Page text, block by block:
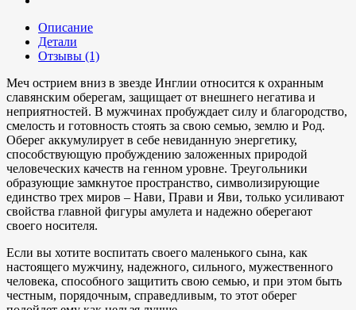
Описание
Детали
Отзывы (1)
Меч острием вниз в звезде Инглии относится к охранным
славянским оберегам, защищает от внешнего негатива и
неприятностей. В мужчинах пробуждает силу и благородство,
смелость и готовность стоять за свою семью, землю и Род.
Оберег аккумулирует в себе невиданную энергетику,
способствующую пробуждению заложенных природой
человеческих качеств на генном уровне. Треугольники
образующие замкнутое пространство, символизирующие
единство трех миров – Нави, Прави и Яви, только усиливают
свойства главной фигуры амулета и надежно оберегают
своего носителя.
Если вы хотите воспитать своего маленького сына, как
настоящего мужчину, надежного, сильного, мужественного
человека, способного защитить свою семью, и при этом быть
честным, порядочным, справедливым, то этот оберег